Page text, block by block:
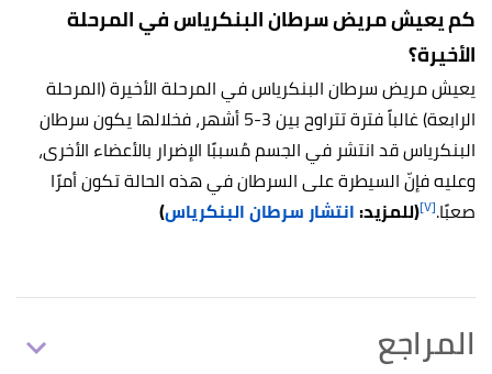
كم يعيش مريض سرطان البنكرياس في المرحلة
الأخيرة؟
يعيش مريض سرطان البنكرياس في المرحلة الأخيرة (المرحلة
الرابعة) غالباً فترة تتراوح بين 3-5 أشهر، فخلالها يكون سرطان
البنكرياس قد انتشر في الجسم مُسببًا الإضرار بالأعضاء الأخرى،
وعليه فإنّ السيطرة على السرطان في هذه الحالة تكون أمرًا
صعبًا.[٧] (للمزيد:انتشار سرطان البنكرياس)
المراجع